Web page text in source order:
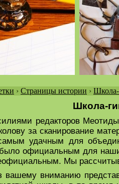
› Страницы истории › Школа-
Школа-
редакторов
за сканирование
удачным для
было официальным для
Мы
вашему вниманию